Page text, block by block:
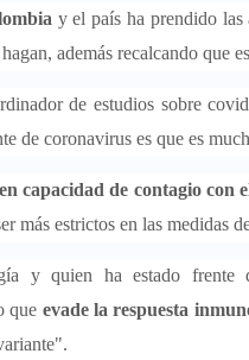
y el país ha prendido las
además recalcando que
de estudios sobre
de coronavirus es que es
capacidad de contagio con
más estrictos en las medidas
y quien ha estado
que evade la respuesta